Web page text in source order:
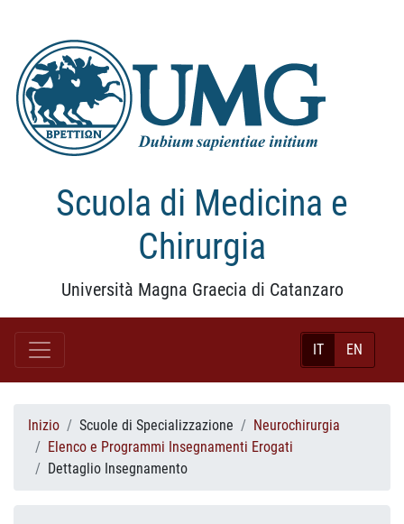
Scuola di Medicina e
Chirurgia
Università Magna Graecia di Catanzaro
IT EN
Inizio Scuole di Specializzazione
Neurochirurgia
Elenco e Programmi Insegnamenti Erogati
Dettaglio Insegnamento